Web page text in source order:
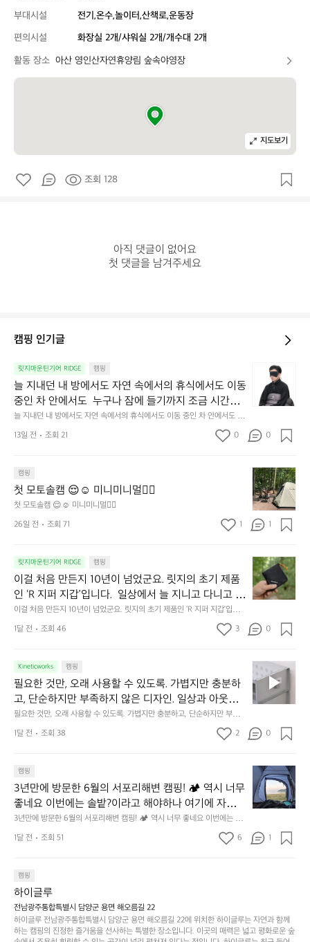
부대시설
전기,온수,놀이터,산책로,운동장
편의시설
화장실 2개/샤워실 2개/개수대 2개
활동 장소 아산 영인산자연휴양림 숲속야영장
지도보기
조회 128
아직 댓글이 없어요
첫 댓글을 남겨주세요
캠핑 인기글
릿지마운틴기어 RIDGE 캠핑
늘 지내던 내 방에서도 자연 속에서의 휴식에서도 이동
중인 차 안에서도  누구나 잠에 들기까지 조금 시간이
걸리는 순간이 있습니다.  그럴 때는 차분하게 눈을 가
려보세요. 마치 암막 커튼을 조용히 내리듯이.  Polarte
c® Wind Pro™의 온기가 눈가를 포근히 감싸줍니다.
줍니다.  이 슬립 웜을 쓰는 것만으로 그곳은 나만의 밤
이 됩니다.  안녕히 주무세요.
늘 지내던 내 방에서도 자연 속에서의 휴식에서도 이동 중인 차 안에서도  누
구나 잠에 들기까지 조금 시간이 걸리는 순간이 있습니다.  그럴 때는 차분하
게 눈을 가려보세요. 마치 암막 커튼을 조용히 내리듯이.  Polartec® Wind
밤이 됩니다.  안녕히 주무세요.
내
던
방
도
자
연
속
에
의
휴
식
에
도
이
중
인
차
안
서
도
구
나
잠
에
기
까
이
걸
13일 전 조회 21 0 0
캠핑
첫 모토솔캠 😌☺️ 미니미니멀👌🏼
첫 모토솔캠 😌☺️ 미니미니멀👌🏼
첫
모
토
솔
캠
☺️
미
니
미
멀
👌🏼
26일 전 조회 71 1 1
릿지마운틴기어 RIDGE 캠핑
이걸 처음 만든지 10년이 넘었군요. 릿지의 초기 제품
인 ‘R 지퍼 지갑’입니다.  일상에서 늘 지니고 다니고 싶
어지는 물건에는 크기, 무게, 형태, 색감 사이의 아주 미
묘한 밸런스가 존재합니다.  예를 들자면 일에 집중하
느라 책상 위 가장자리에 대충 걸쳐 놓아도 시야에 걸
는 균형감에서 출발했습니다.  그중에서도 슬림함에 철
저히 집착했습니다. 튼튼한 내구도와 넉넉한 수납력을
해치치 않는 선에서, 가장 가볍고 얇게 설계했습니다.
이 디자인과 사용감은, 꼭 직접 손으로 만져보며 경험
해 보시기를 바랍니다.
이걸 처음 만든지 10년이 넘었군요. 릿지의 초기 제품인 ‘R 지퍼 지갑’입니
다.  일상에서 늘 지니고 다니고 싶어지는 물건에는 크기, 무게, 형태, 색감
사이의 아주 미묘한 밸런스가 존재합니다.  예를 들자면 일에 집중하느라 책
철저히 집착했습니다. 튼튼한 내구도와 넉넉한 수납력을 해치치 않는 선에
서, 가장 가볍고 얇게 설계했습니다.  이 디자인과 사용감은, 꼭 직접 손으로
만져보며 경험해 보시기를 바랍니다.
이
걸
처
음
든
0
년
이
넘
군
지
의
초
기
품
갑’입
니
1달 전 조회 46 3 0
Kineticworks 캠핑
필요한 것만, 오래 사용할 수 있도록. 가볍지만 충분하
고, 단순하지만 부족하지 않은 디자인. 일상과 아웃도
어의 경계를 자연스럽게 이어주는 RIDGE MOUNTAIN
GEAR. 키네틱웍스에서 만나보세요.
필요한 것만, 오래 사용할 수 있도록. 가볍지만 충분하고, 단순하지만 부족하
지 않은 디자인. 일상과 아웃도어의 경계를 자연스럽게 이어주는 RIDGE M
OUNTAIN GEAR. 키네틱웍스에서 만나보세요.
필
요
한
것
오
용
할
수
있
록.
분
하
1달 전 조회 38 2 0
캠핑
3년만에 방문한 6월의 서포리해변 캠핑! 🏕 역시 너무
좋네요 이번에는 솔밭?이라고 해야하나 여기에 자리를
잡았는데 정말 시원하고 경치도 좋네요  서해치고 물도
맑은편, 아이들도 놀기 좋고 1박 2일은 넘 짧게 느껴지
네요  .1박 1동 1만원 (수금은 7시쯤, 동네에서 관리) .수
바로 화장실있음 .5분거리 cu .2분거리 음식점  항구에
서부터 해변까지 버스도 다니네요 ㅎㅎㅎ 아이들 엄청
좋아하네요 점심쯤도착해서 철수할때까지 물놀이 3
타임이나 했네요 ⛱️
3년만에 방문한 6월의 서포리해변 캠핑! 🏕 역시 너무 좋네요 이번에는 솔
밭?이라고 해야하나 여기에 자리를 잡았는데 정말 시원하고 경치도 좋네요
서해치고 물도 맑은편, 아이들도 놀기 좋고 1박 2일은 넘 짧게 느껴지네요  .
항구에서부터 해변까지 버스도 다니네요 ㅎㅎㅎ 아이들 엄청 좋아하네요 점
심쯤도착해서 철수할때까지 물놀이 3타임이나 했네요 ⛱️
년
만
에
문
포
리
1달 전 조회 51 6 1
캠핑
하이글루
전남광주통합특별시 담양군 용면 해오름길 22
하이글루 전남광주통합특별시 담양군 용면 해오름길 22에 위치한 하이글루는 자연과 함께
하는 캠핑의 진정한 즐거움을 선사하는 특별한 장소입니다. 이곳의 매력은 넓고 평화로운 숲